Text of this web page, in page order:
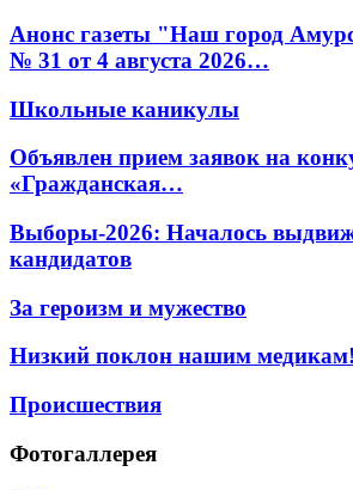
Анонс газеты "Наш город
№ 31 от 4 августа 2026…
Школьные каникулы
Объявлен прием заявок на
«Гражданская…
Выборы-2026: Началось
кандидатов
За героизм и мужество
Низкий поклон нашим медикам!
Происшествия
Фотогаллерея